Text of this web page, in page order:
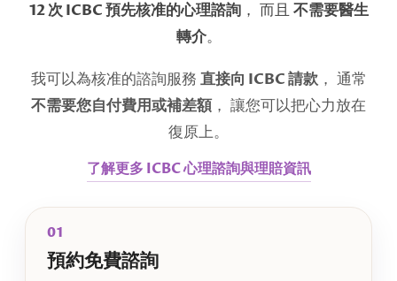
12 次 ICBC 預先核准的心理諮詢， 而且不需要醫生
轉介。
我可以為核准的諮詢服務 直接向 ICBC 請款， 通常
不需要您自付費用或補差額， 讓您可以把心力放在
復原上。
了解更多 ICBC 心理諮詢與理賠資訊
01
預約免費諮詢